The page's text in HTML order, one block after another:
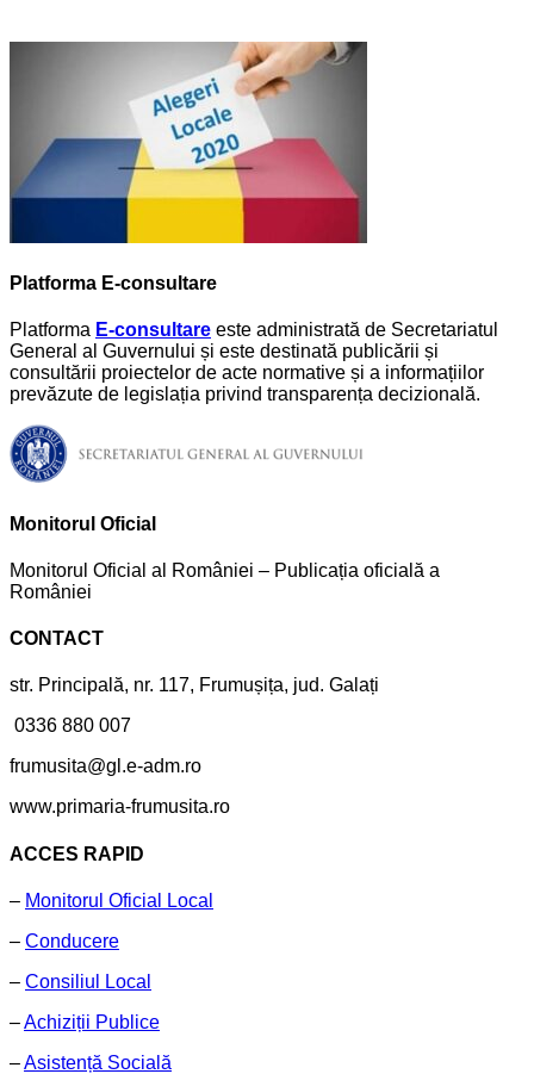
Platforma E-consultare
Platforma E-consultare este administrată de Secretariatul
General al Guvernului și este destinată publicării și
consultării proiectelor de acte normative și a informațiilor
prevăzute de legislația privind transparența decizională.
Monitorul Oficial
Monitorul Oficial al României – Publicația oficială a
României
CONTACT
str. Principală, nr. 117, Frumușița, jud. Galați
0336 880 007
frumusita@gl.e-adm.ro
www.primaria-frumusita.ro
ACCES RAPID
– Monitorul Oficial Local
– Conducere
– Consiliul Local
–Achiziții Publice
–Asistență Socială